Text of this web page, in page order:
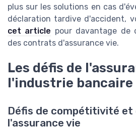
plus sur les solutions en cas
déclaration tardive d'accident,
cet article pour davantage de
des contrats d'assurance vie.
Les défis de
l'industrie bancaire
Défis de compétitivité et
l'assurance vie